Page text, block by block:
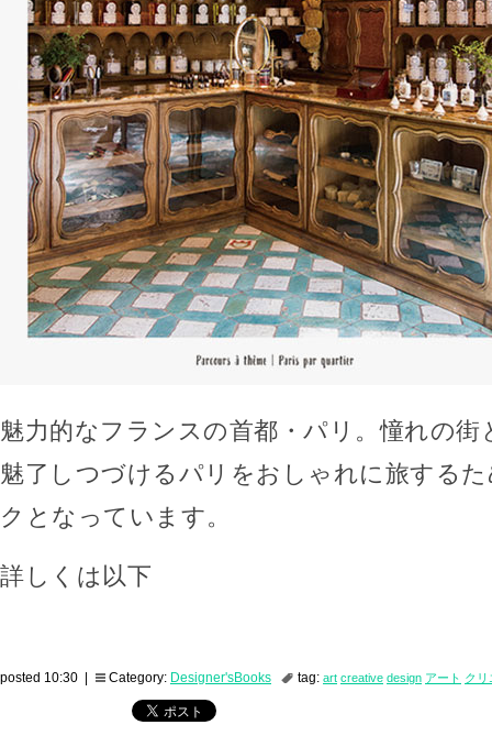
魅力的なフランスの首都・パリ。憧れの街
魅了しつづけるパリをおしゃれに旅する
クとなっています。
詳しくは以下
posted 10:30 | Category: Designer'sBooks tag: art creative design アート クリ